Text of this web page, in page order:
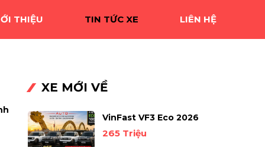
THIỆU TIN TỨC XE LIÊN HỆ
XE MỚI VỀ
VinFast VF3 Eco 2026
265 Triệu